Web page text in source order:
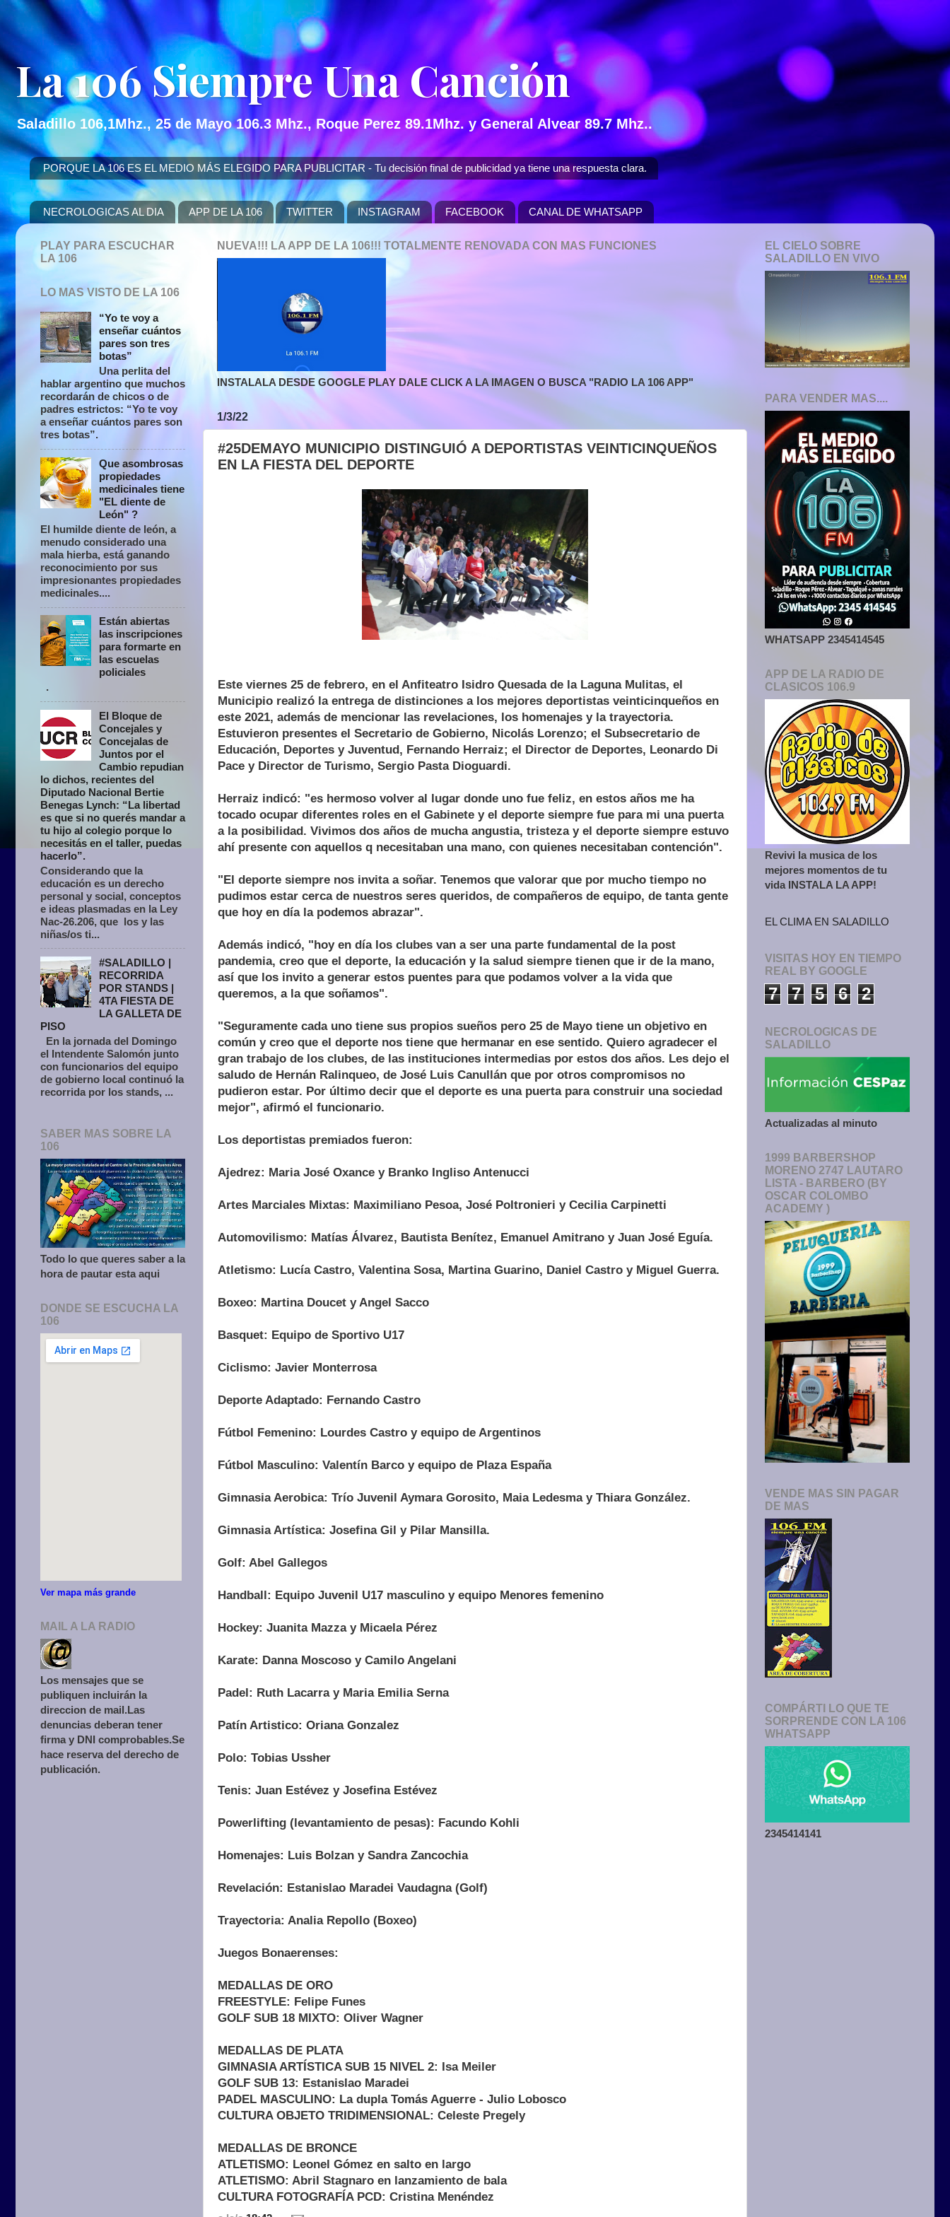
La 106 Siempre Una Canción
Saladillo 106,1Mhz., 25 de Mayo 106.3 Mhz., Roque Perez 89.1Mhz. y General Alvear 89.7 Mhz..
PORQUE LA 106 ES EL MEDIO MÁS ELEGIDO PARA PUBLICITAR - Tu decisión final de publicidad ya tiene una respuesta clara.
NECROLOGICAS AL DIA APP DE LA 106 TWITTER INSTAGRAM FACEBOOK CANAL DE WHATSAPP
NUEVA!!! LA APP DE LA 106!!! TOTALMENTE RENOVADA CON MAS FUNCIONES
INSTALALA DESDE GOOGLE PLAY DALE CLICK A LA IMAGEN O BUSCA "RADIO LA 106 APP"
1/3/22
#25DEMAYO MUNICIPIO DISTINGUIÓ A DEPORTISTAS VEINTICINQUEÑOS
EN LA FIESTA DEL DEPORTE
Este viernes 25 de febrero, en el Anfiteatro Isidro Quesada de la Laguna Mulitas, el
Municipio realizó la entrega de distinciones a los mejores deportistas veinticinqueños en
este 2021, además de mencionar las revelaciones, los homenajes y la trayectoria.
Estuvieron presentes el Secretario de Gobierno, Nicolás Lorenzo; el Subsecretario de
Educación, Deportes y Juventud, Fernando Herraiz; el Director de Deportes, Leonardo Di
Pace y Director de Turismo, Sergio Pasta Dioguardi.
Herraiz indicó: "es hermoso volver al lugar donde uno fue feliz, en estos años me ha
tocado ocupar diferentes roles en el Gabinete y el deporte siempre fue para mi una puerta
a la posibilidad. Vivimos dos años de mucha angustia, tristeza y el deporte siempre estuvo
ahí presente con aquellos q necesitaban una mano, con quienes necesitaban contención".
"El deporte siempre nos invita a soñar. Tenemos que valorar que por mucho tiempo no
pudimos estar cerca de nuestros seres queridos, de compañeros de equipo, de tanta gente
que hoy en día la podemos abrazar".
Además indicó, "hoy en día los clubes van a ser una parte fundamental de la post
pandemia, creo que el deporte, la educación y la salud siempre tienen que ir de la mano,
así que los invito a generar estos puentes para que podamos volver a la vida que
queremos, a la que soñamos".
"Seguramente cada uno tiene sus propios sueños pero 25 de Mayo tiene un objetivo en
común y creo que el deporte nos tiene que hermanar en ese sentido. Quiero agradecer el
gran trabajo de los clubes, de las instituciones intermedias por estos dos años. Les dejo el
saludo de Hernán Ralinqueo, de José Luis Canullán que por otros compromisos no
pudieron estar. Por último decir que el deporte es una puerta para construir una sociedad
mejor", afirmó el funcionario.
Los deportistas premiados fueron:
Ajedrez: Maria José Oxance y Branko Ingliso Antenucci
Artes Marciales Mixtas: Maximiliano Pesoa, José Poltronieri y Cecilia Carpinetti
Automovilismo: Matías Álvarez, Bautista Benítez, Emanuel Amitrano y Juan José Eguía.
Atletismo: Lucía Castro, Valentina Sosa, Martina Guarino, Daniel Castro y Miguel Guerra.
Boxeo: Martina Doucet y Angel Sacco
Basquet: Equipo de Sportivo U17
Ciclismo: Javier Monterrosa
Deporte Adaptado: Fernando Castro
Fútbol Femenino: Lourdes Castro y equipo de Argentinos
Fútbol Masculino: Valentín Barco y equipo de Plaza España
Gimnasia Aerobica: Trío Juvenil Aymara Gorosito, Maia Ledesma y Thiara González.
Gimnasia Artística: Josefina Gil y Pilar Mansilla.
Golf: Abel Gallegos
Handball: Equipo Juvenil U17 masculino y equipo Menores femenino
Hockey: Juanita Mazza y Micaela Pérez
Karate: Danna Moscoso y Camilo Angelani
Padel: Ruth Lacarra y Maria Emilia Serna
Patín Artistico: Oriana Gonzalez
Polo: Tobias Ussher
Tenis: Juan Estévez y Josefina Estévez
Powerlifting (levantamiento de pesas): Facundo Kohli
Homenajes: Luis Bolzan y Sandra Zancochia
Revelación: Estanislao Maradei Vaudagna (Golf)
Trayectoria: Analia Repollo (Boxeo)
Juegos Bonaerenses:
MEDALLAS DE ORO
FREESTYLE: Felipe Funes
GOLF SUB 18 MIXTO: Oliver Wagner
MEDALLAS DE PLATA
GIMNASIA ARTÍSTICA SUB 15 NIVEL 2: Isa Meiler
GOLF SUB 13: Estanislao Maradei
PADEL MASCULINO: La dupla Tomás Aguerre - Julio Lobosco
CULTURA OBJETO TRIDIMENSIONAL: Celeste Pregely
MEDALLAS DE BRONCE
ATLETISMO: Leonel Gómez en salto en largo
ATLETISMO: Abril Stagnaro en lanzamiento de bala
CULTURA FOTOGRAFÍA PCD: Cristina Menéndez
PLAY PARA ESCUCHAR
LA 106
LO MAS VISTO DE LA 106
“Yo te voy a
enseñar cuántos
pares son tres
botas”
Una perlita del
hablar argentino que muchos
recordarán de chicos o de
padres estrictos: “Yo te voy
a enseñar cuántos pares son
tres botas”.
Que asombrosas
propiedades
medicinales tiene
"EL diente de
León" ?
El humilde diente de león, a
menudo considerado una
mala hierba, está ganando
reconocimiento por sus
impresionantes propiedades
medicinales....
Están abiertas
las inscripciones
para formarte en
las escuelas
policiales
.
El Bloque de
Concejales y
Concejalas de
Juntos por el
Cambio repudian
lo dichos, recientes del
Diputado Nacional Bertie
Benegas Lynch: “La libertad
es que si no querés mandar a
tu hijo al colegio porque lo
necesitás en el taller, puedas
hacerlo”.
Considerando que la
educación es un derecho
personal y social, conceptos
e ideas plasmadas en la Ley
Nac-26.206, que los y las
niñas/os ti...
#SALADILLO |
RECORRIDA
POR STANDS |
4TA FIESTA DE
LA GALLETA DE
PISO
En la jornada del Domingo
el Intendente Salomón junto
con funcionarios del equipo
de gobierno local continuó la
recorrida por los stands, ...
SABER MAS SOBRE LA
106
Todo lo que queres saber a la
hora de pautar esta aqui
DONDE SE ESCUCHA LA
106
Ver mapa más grande
MAIL A LA RADIO
Los mensajes que se
publiquen incluirán la
direccion de mail.Las
denuncias deberan tener
firma y DNI comprobables.Se
hace reserva del derecho de
publicación.
EL CIELO SOBRE
SALADILLO EN VIVO
PARA VENDER MAS....
WHATSAPP 2345414545
APP DE LA RADIO DE
CLASICOS 106.9
Revivi la musica de los
mejores momentos de tu
vida INSTALA LA APP!
EL CLIMA EN SALADILLO
VISITAS HOY EN TIEMPO
REAL BY GOOGLE
7 7 5 6 2
NECROLOGICAS DE
SALADILLO
Actualizadas al minuto
1999 BARBERSHOP
MORENO 2747 LAUTARO
LISTA - BARBERO (BY
OSCAR COLOMBO
ACADEMY )
VENDE MAS SIN PAGAR
DE MAS
COMPÁRTI LO QUE TE
SORPRENDE CON LA 106
WHATSAPP
2345414141